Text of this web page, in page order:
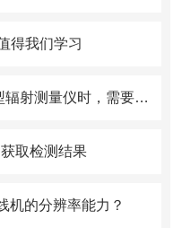
得我们学习
在选择适合自己使用的防爆型辐射测量仪时，需要考虑这些方面
取检测结果
机的分辨率能力？